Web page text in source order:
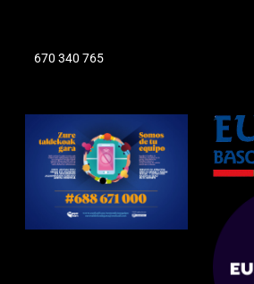
670 340 765